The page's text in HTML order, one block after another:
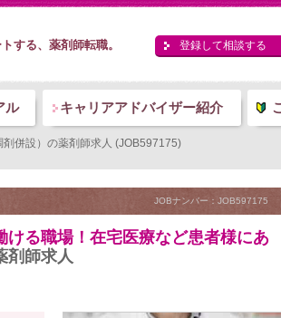
する、薬剤師転職。 登録して相談する
ル キャリアアドバイザー紹介
剤併設）の薬剤師求人 (JOB597175)
JOBナンバー：JOB597175
る職場！在宅医療など患者様にあ
剤師求人